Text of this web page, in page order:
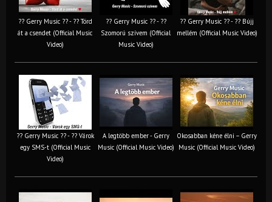
?? Gerry Music ?? - ?? Törd
át a csendet (Official Music
Video)
?? Gerry Music ?? - ??
Szomorú szívem (Official
Music Video)
?? Gerry Music ?? - ?? Bújj
mellém (Official Music Video)
?? Gerry Music ?? - ?? Várok
egy SMS-t (Official Music
Video)
A legtöbb ember - Gerry
Music (Official Music Video)
Okosabban kéne élni – Gerry
Music (Official Music Video)